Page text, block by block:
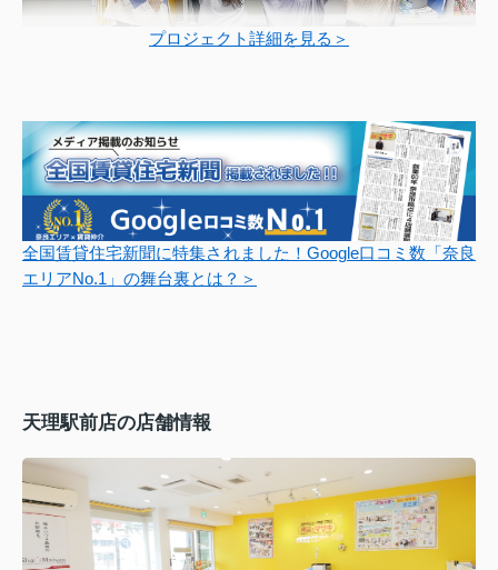
プロジェクト詳細を見る＞
全国賃貸住宅新聞に特集されました！Google口コミ数「奈良
エリアNo.1」の舞台裏とは？＞
天理駅前店の店舗情報